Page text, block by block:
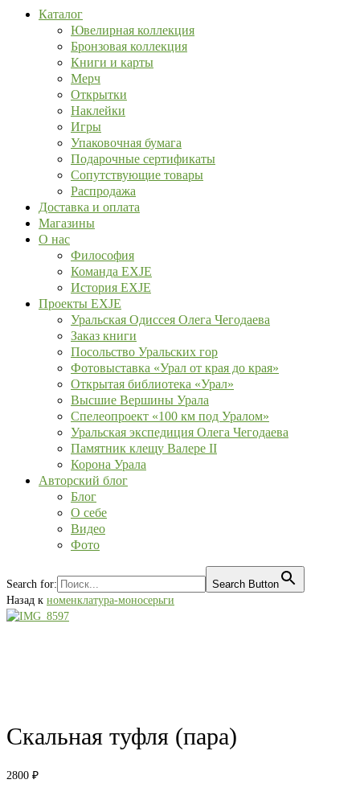
Каталог
Ювелирная коллекция
Бронзовая коллекция
Книги и карты
Мерч
Открытки
Наклейки
Игры
Упаковочная бумага
Подарочные сертификаты
Сопутствующие товары
Распродажа
Доставка и оплата
Магазины
О нас
Философия
Команда EXJE
История EXJE
Проекты EXJE
Уральская Одиссея Олега Чегодаева
Заказ книги
Посольство Уральских гор
Фотовыставка «Урал от края до края»
Открытая библиотека «Урал»
Высшие Вершины Урала
Спелеопроект «100 км под Уралом»
Уральская экспедиция Олега Чегодаева
Памятник клещу Валере II
Корона Урала
Авторский блог
Блог
О себе
Видео
Фото
Search for:
Search Button
Назад к номенклатура-моносерьги
Скальная туфля (пара)
2800 ₽